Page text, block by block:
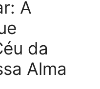
A
da
Alma